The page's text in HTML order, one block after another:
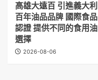
高雄大遠百 引進義大利
百年油品品牌 國際食品
認證 提供不同的食用油
選擇
2026-08-06